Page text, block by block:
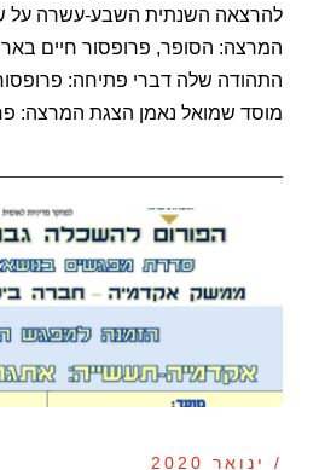
להרצאה השנתית השבע-עשרה על
המרצה: הסופר, פרופסור חיים
התהודה שלה דברי פתיחה:
מוסד שמואל נאמן הצגת המרצה:
/ ינואר 2020